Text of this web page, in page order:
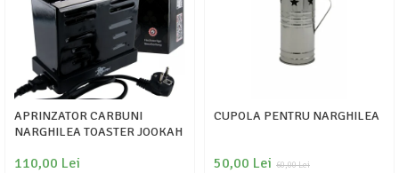
APRINZATOR CARBUNI
NARGHILEA TOASTER JOOKAH
110,00 Lei
CUPOLA PENTRU NARGHILEA
60,00 Lei
50,00 Lei